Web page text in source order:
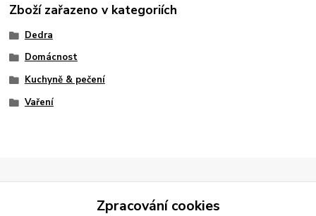
Zboží zařazeno v kategoriích
Dedra
Domácnost
Kuchyně & pečení
Vaření
Zpracování cookies